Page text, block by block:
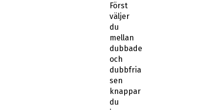
Först
väljer
du
mellan
dubbade
och
dubbfria
sen
knappar
du